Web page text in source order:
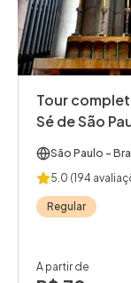
Tour
Sé de São
São Paulo -
5.0 (194
Regular
A partir de